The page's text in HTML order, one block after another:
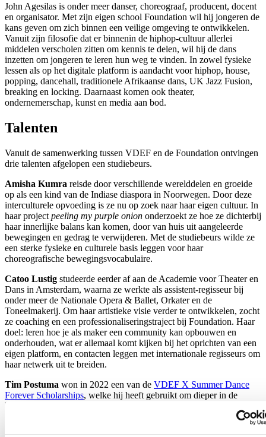
John Agesilas is onder meer danser, choreograaf, producent, docent
en organisator. Met zijn eigen school Foundation wil hij jongeren de
kans geven om zich binnen een veilige omgeving te ontwikkelen.
Vanuit zijn filosofie dat er binnenin de hiphop-cultuur allerlei
middelen verscholen zitten om kennis te delen, wil hij de dans
inzetten om jongeren te leren hun weg te vinden. In zowel fysieke
lessen als op het digitale platform is aandacht voor hiphop, house,
popping, dancehall, traditionele Afrikaanse dans, UK Jazz Fusion,
breaking en locking. Daarnaast komen ook theater,
ondernemerschap, kunst en media aan bod.
Talenten
Vanuit de samenwerking tussen VDEF en de Foundation ontvingen
drie talenten afgelopen een studiebeurs.
Amisha Kumra reisde door verschillende werelddelen en groeide
op als een kind van de Indiase diaspora in Noorwegen. Door deze
interculturele opvoeding is ze nu op zoek naar haar eigen cultuur. In
haar project peeling my purple onion onderzoekt ze hoe ze dichterbij
haar innerlijke balans kan komen, door van huis uit aangeleerde
bewegingen en gedrag te verwijderen. Met de studiebeurs wilde ze
een sterke fysieke en culturele basis leggen voor haar
choreografische bewegingsvocabulaire.
Catoo Lustig studeerde eerder af aan de Academie voor Theater en
Dans in Amsterdam, waarna ze werkte als assistent-regisseur bij
onder meer de Nationale Opera & Ballet, Orkater en de
Toneelmakerij. Om haar artistieke visie verder te ontwikkelen, zocht
ze coaching en een professionaliseringstraject bij Foundation. Haar
doel: leren hoe je als maker een community kan opbouwen en
onderhouden, wat er allemaal komt kijken bij het oprichten van een
eigen platform, en contacten leggen met internationale regisseurs om
haar netwerk uit te breiden.
Tim Postuma won in 2022 een van de VDEF X Summer Dance
Forever Scholarships, welke hij heeft gebruikt om dieper in de
house- en hiphopcultuur te duiken. Naast danser studeerde hij ook
studiebeurs van Foundation wilde hij gebruiken om meer diepgang